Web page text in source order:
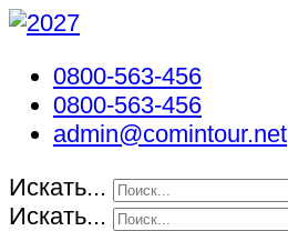
0800-563-456
0800-563-456
admin@comintour.net
Искать...
Искать...